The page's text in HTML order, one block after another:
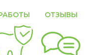
ОТЗЫВЫ